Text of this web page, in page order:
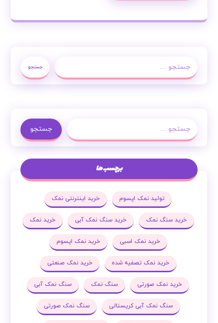
جستجو
جستجو
برچسب ها
تولید نمک اپسوم خرید اینترنتی نمک
خرید سنگ نمک خرید سنگ نمک آبی خرید نمک
خرید نمک اسبی خرید نمک اپسوم
خرید نمک تصفیه شده خرید نمک صنعتی
خرید نمک صورتی سنگ نمک سنگ نمک آبی
سنگ نمک آبی کریستالی سنگ نمک صورتی